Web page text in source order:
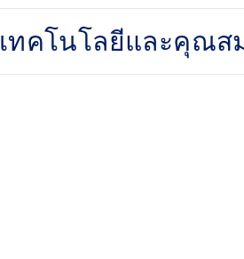
เทคโนโลยีและคุณส